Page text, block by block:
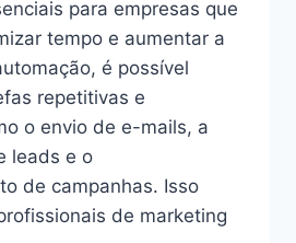
para empresas que
tempo e aumentar a
é possível
repetitivas e
o envio de e-mails, a
leads e o
de campanhas. Isso
de marketing